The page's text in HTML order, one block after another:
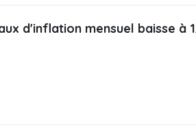
d'inflation mensuel baisse à